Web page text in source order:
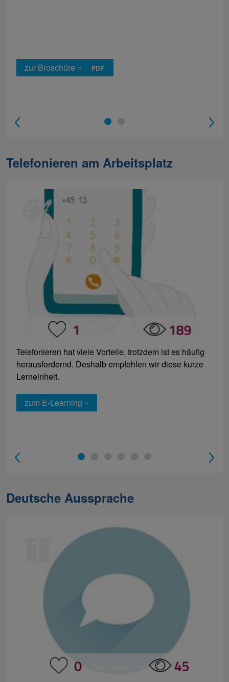
zur Broschüre »
1
Telefonieren am Arbeitsplatz
Telefonieren hat viele Vorteile, trotzdem ist es häufig
herausfordernd. Deshalb empfehlen wir diese kurze
Lerneinheit.
zum E-Learning »
1
Deutsche Aussprache